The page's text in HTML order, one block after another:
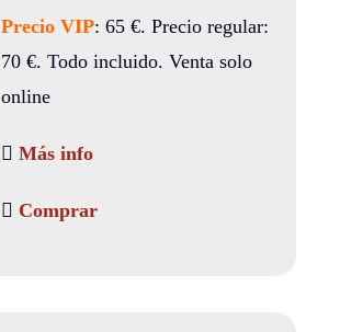
Precio VIP: 65 €. Precio regular:
70 €. Todo incluido. Venta solo
online
Más info
Comprar